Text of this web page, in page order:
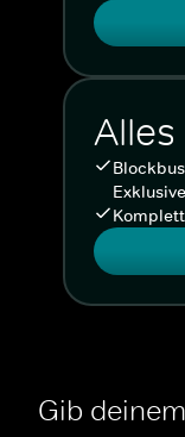
Alles
Gib